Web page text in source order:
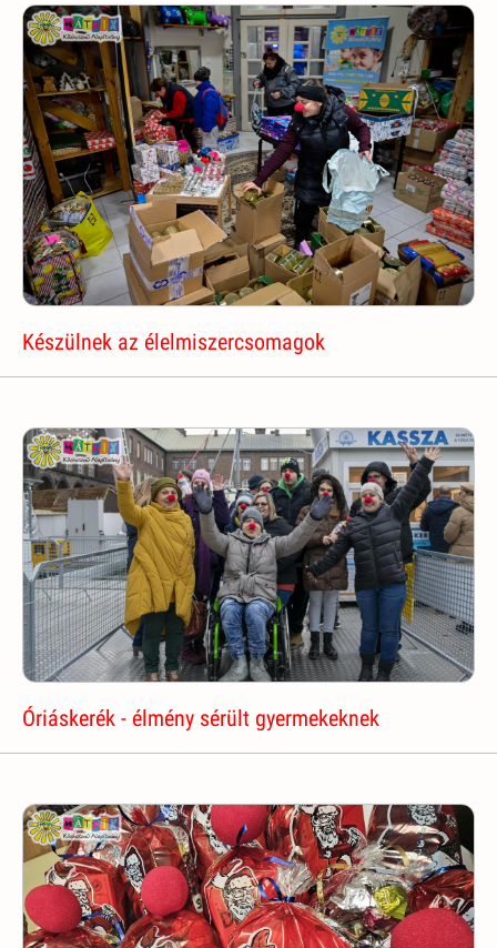
Készülnek az élelmiszercsomagok
Óriáskerék - élmény sérült gyermekeknek